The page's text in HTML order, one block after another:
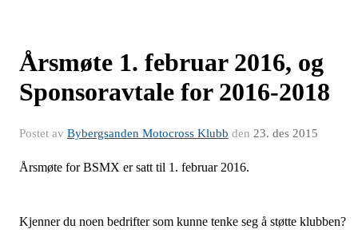
Årsmøte 1. februar 2016, og
Sponsoravtale for 2016-2018
Postet av Bybergsanden Motocross Klubb den 23. des 2015
Årsmøte for BSMX er satt til 1. februar 2016.
Kjenner du noen bedrifter som kunne tenke seg å støtte klubben?